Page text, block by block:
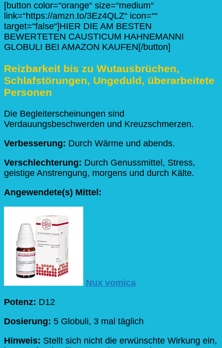
[button color=“orange“ size=“medium“
link=“https://amzn.to/3Ez4QLZ“ icon=““
target=“false“]HIER DIE AM BESTEN
BEWERTETEN CAUSTICUM HAHNEMANNI
GLOBULI BEI AMAZON KAUFEN[/button]
Reizbarkeit bis zu Wutausbrüchen,
Schlafstörungen, Ungeduld, überarbeitete
Personen
Die Begleiterscheinungen sind
Verdauungsbeschwerden und Kreuzschmerzen.
Verbesserung: Durch Wärme und abends.
Verschlechterung: Durch Genussmittel, Stress,
geistige Anstrengung, morgens und durch Kälte.
Angewendete(s) Mittel:
Nux vomica
Potenz: D12
Dosierung: 5 Globuli, 3 mal täglich
Hinweis: Stellt sich nicht die erwünschte Wirkung ein,